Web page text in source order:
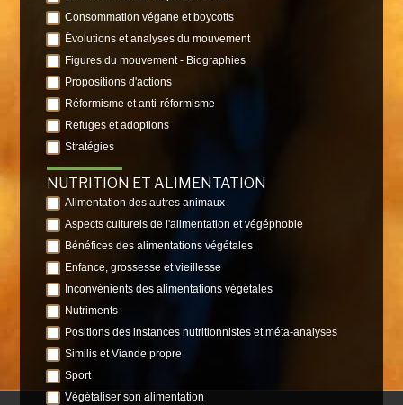
Consommation végane et boycotts
Évolutions et analyses du mouvement
Figures du mouvement - Biographies
Propositions d'actions
Réformisme et anti-réformisme
Refuges et adoptions
Stratégies
NUTRITION ET ALIMENTATION
Alimentation des autres animaux
Aspects culturels de l'alimentation et végéphobie
Bénéfices des alimentations végétales
Enfance, grossesse et vieillesse
Inconvénients des alimentations végétales
Nutriments
Positions des instances nutritionnistes et méta-analyses
Similis et Viande propre
Sport
Végétaliser son alimentation